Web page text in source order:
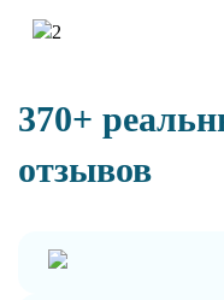
370+
отзывов